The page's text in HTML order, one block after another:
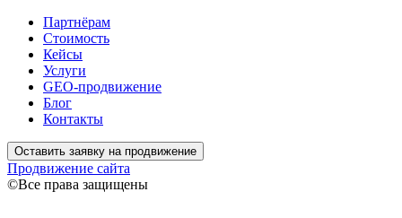
Партнёрам
Стоимость
Кейсы
Услуги
GEO-продвижение
Блог
Контакты
Оставить заявку на продвижение
Продвижение сайта
©Все права защищены